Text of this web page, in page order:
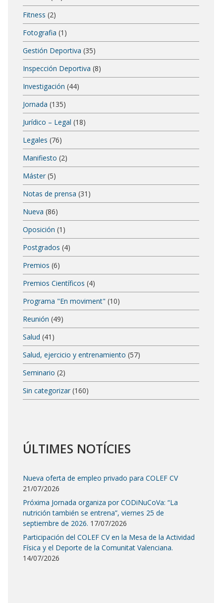
Fitness (2)
Fotografia (1)
Gestión Deportiva (35)
Inspección Deportiva (8)
Investigación (44)
Jornada (135)
Jurídico – Legal (18)
Legales (76)
Manifiesto (2)
Máster (5)
Notas de prensa (31)
Nueva (86)
Oposición (1)
Postgrados (4)
Premios (6)
Premios Científicos (4)
Programa "En moviment" (10)
Reunión (49)
Salud (41)
Salud, ejercicio y entrenamiento (57)
Seminario (2)
Sin categorizar (160)
ÚLTIMES NOTÍCIES
Nueva oferta de empleo privado para COLEF CV
21/07/2026
Próxima Jornada organiza por CODiNuCoVa: “La
nutrición también se entrena”, viernes 25 de
septiembre de 2026. 17/07/2026
Participación del COLEF CV en la Mesa de la Actividad
Física y el Deporte de la Comunitat Valenciana.
14/07/2026